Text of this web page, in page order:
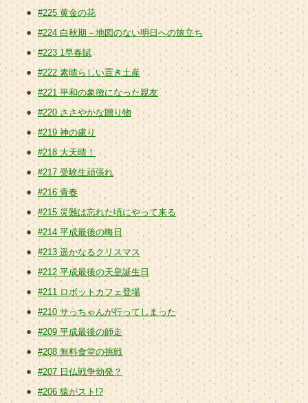
#225 黄金の花
#224 白秋期－地図のない明日への旅立ち
#223 1早春賦
#222 素晴らしい置き土産
#221 平和の象徴になった親友
#220 ささやかな贈り物
#219 神の慮り
#218 大天晴！
#217 受験生頑張れ
#216 青春
#215 災難は忘れた頃にやって来る
#214 平成最後の晦日
#213 遥かなるクリスマス
#212 平成最後の天皇誕生日
#211 ロボットカフェ登場
#210 サっちゃんが行ってしまった
#209 平成最後の師走
#208 無料食堂の挑戦
#207 日仏戦争勃発？
#206 猿がスト!?